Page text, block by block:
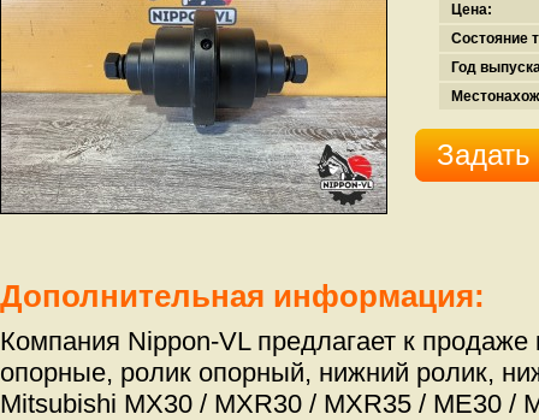
Цена:
Состояние
Год
Задать
Дополнительная информация:
Компания Nippon-VL предлагает к продаже
опорные, ролик опорный, нижний ролик,
Mitsubishi MX30 / MXR30 / MXR35 / ME30 /